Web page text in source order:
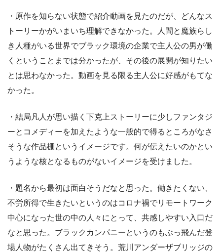
・原作を知らない状態で紹介動画を見たのだが、どんなス
トーリーかがいまいち理解できなかった。人間と魔族らし
き人種がいる世界でブラック環境の企業で主人公の男が働
くということまでは分かったが、その後の展開が知りたい
とは思わなかった。動画を見る限る主人公に好感がもてな
かった。
・結局凡人が思い描く下克上ストーリーに少しファンタジ
ーとコメディーを加えたような一般的で得るところがなさ
そうな作品棚というイメージです。何が伝えたいのかとい
うような核となるものがないイメージを受けました。
・題名から最初は面白そうだなと思った。働きたくない、
不労所得で生きたいというのはコロナ禍でリモートワーク
中心になった世の中の人々にとって、共感しやすい入口だ
なと思った。ブラックカンパニーというのもぶっ飛んだ登
場人物がたくさん出てきそう。荒川アンダーザブリッジの